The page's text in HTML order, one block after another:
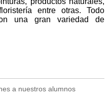
entre otras. Todo
una gran variedad de
a nuestros alumnos